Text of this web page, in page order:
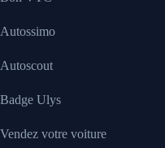
Autossimo
Autoscout
Badge Ulys
Vendez votre voiture